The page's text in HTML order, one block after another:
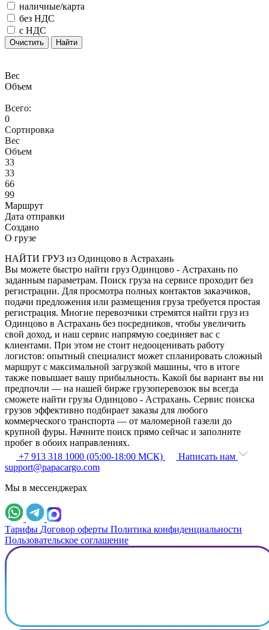
наличные/карта
без НДС
с НДС
Очистить Найти
Вес
Объем
Всего:
0
Сортировка
Вес
Объем
33
33
66
99
Маршрут
Дата отправки
Создано
О грузе
НАЙТИ ГРУЗ из Одинцово в Астрахань
Вы можете быстро найти груз Одинцово - Астрахань по
заданным параметрам. Поиск груза на сервисе проходит без
регистрации. Для просмотра полных контактов заказчиков,
подачи предложения или размещения груза требуется простая
регистрация. Многие перевозчики стремятся найти груз из
Одинцово в Астрахань без посредников, чтобы увеличить
свой доход, и наш сервис напрямую соединяет вас с
клиентами. При этом не стоит недооценивать работу
логистов: опытный специалист может спланировать сложный
маршрут с максимальной загрузкой машины, что в итоге
также повышает вашу прибыльность. Какой бы вариант вы ни
предпочли — на нашей бирже грузоперевозок вы всегда
сможете найти грузы Одинцово - Астрахань. Сервис поиска
грузов эффективно подбирает заказы для любого
коммерческого транспорта — от маломерной газели до
крупной фуры. Начните поиск прямо сейчас и заполните
пробег в обоих направлениях.
+7 913 318 1000 (05:00-18:00 МСК)
Написать нам
support@papacargo.com
Мы в мессенджерах
Тарифы Договор оферты Политика конфиденциальности
Пользовательское соглашение